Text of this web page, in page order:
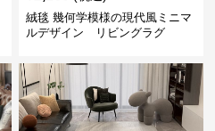
絨毯 幾何学模様の現代風ミニマ
ルデザイン リビングラグ